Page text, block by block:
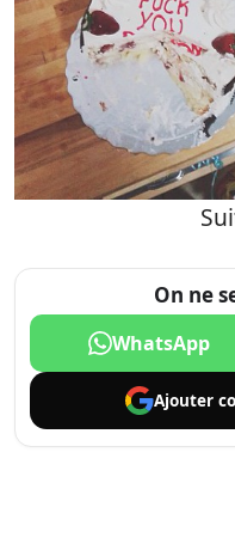
On ne
WhatsApp
Ajouter